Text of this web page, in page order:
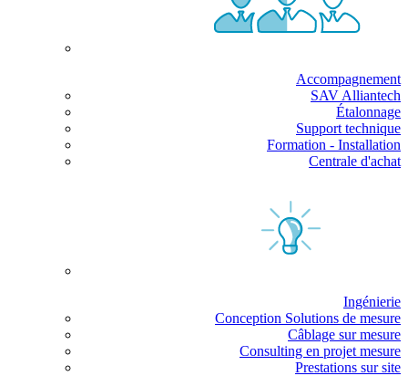
Accompagnement
SAV Alliantech
Étalonnage
Support technique
Formation - Installation
Centrale d'achat
Ingénierie
Conception Solutions de mesure
Câblage sur mesure
Consulting en projet mesure
Prestations sur site